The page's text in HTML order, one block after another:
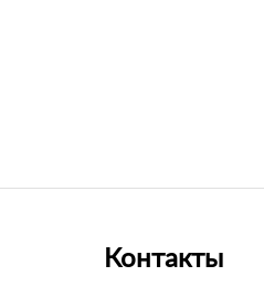
Контакты